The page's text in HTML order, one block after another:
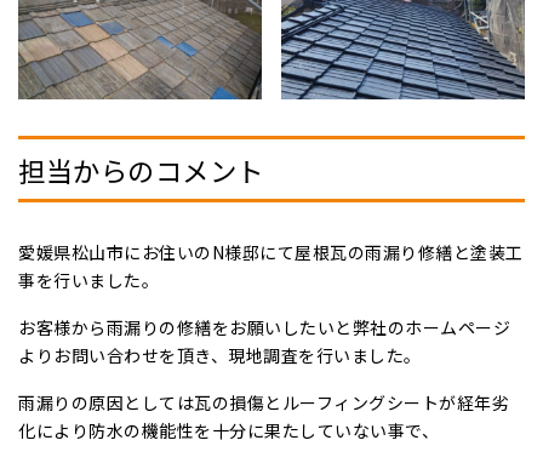
担当からのコメント
愛媛県松山市にお住いのN様邸にて屋根瓦の雨漏り修繕と塗装工
事を行いました。
お客様から雨漏りの修繕をお願いしたいと弊社のホームページ
よりお問い合わせを頂き、現地調査を行いました。
雨漏りの原因としては瓦の損傷とルーフィングシートが経年劣
化により防水の機能性を十分に果たしていない事で、